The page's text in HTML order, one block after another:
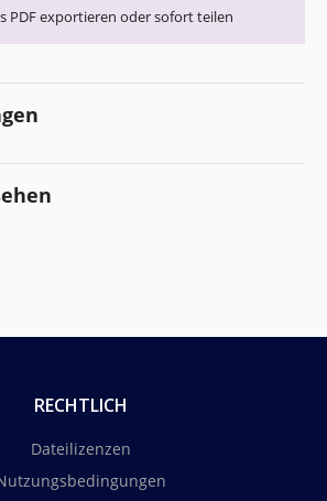
PDF exportieren oder sofort teilen
RECHTLICH
Dateilizenzen